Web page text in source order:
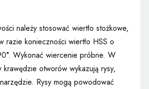
należy stosować wiertło stożkowe,
razie konieczności wiertło HSS o
Wykonać wiercenie próbne. W
otworów wykazują rysy,
Rysy mogą powodować